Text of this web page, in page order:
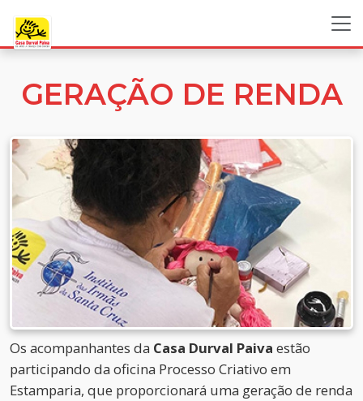
GERAÇÃO DE RENDA
Os acompanhantes da Casa Durval Paiva estão
participando da oficina Processo Criativo em
Estamparia, que proporcionará uma geração de renda